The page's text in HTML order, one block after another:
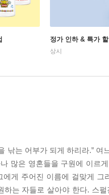
정가 인하 & 특가
상시
낚는 어부가 되게 하리라.”
많은 영혼들을 구원에 이르
에게 주어진 이름에 걸맞게
하는 자들로 살아야 한다. 스